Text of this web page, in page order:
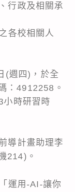
行政及相關承
各校相關人
(週四)，於全
：4912258。
小時研習時
導計畫助理李
214)。
運用-AI-讓你